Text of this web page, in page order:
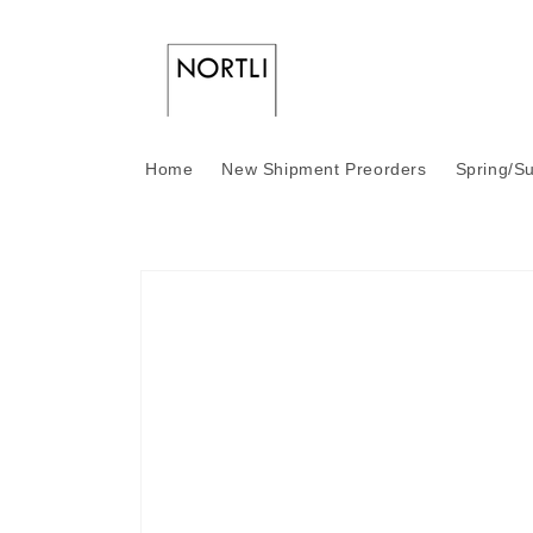
Home New Shipment Preorders Spring/